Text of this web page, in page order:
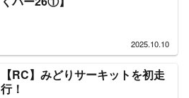
2025.10.10
【RC】みどりサーキットを初走
行！